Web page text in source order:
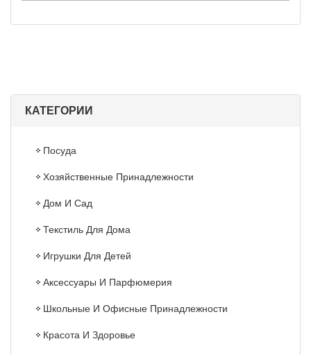
КАТЕГОРИИ
Посуда
Хозяйственные Принадлежности
Дом И Сад
Текстиль Для Дома
Игрушки Для Детей
Аксессуары И Парфюмерия
Школьные И Офисные Принадлежности
Красота И Здоровье